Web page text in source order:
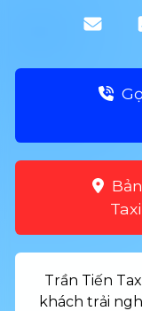
Trần Tiến
khách trải